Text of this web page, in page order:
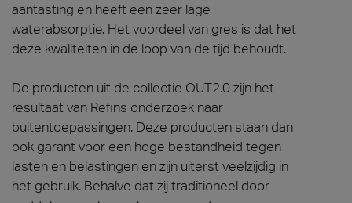
aantasting en heeft een zeer lage
waterabsorptie. Het voordeel van gres is dat het
deze kwaliteiten in de loop van de tijd behoudt.
De producten uit de collectie OUT2.0 zijn het
resultaat van Refins onderzoek naar
buitentoepassingen. Deze producten staan dan
ook garant voor een hoge bestandheid tegen
lasten en belastingen en zijn uiterst veelzijdig in
het gebruik. Behalve dat zij traditioneel door